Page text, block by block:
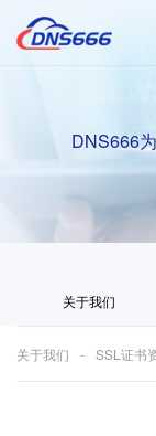
DNS666
关于我们
关于我们 SSL证书